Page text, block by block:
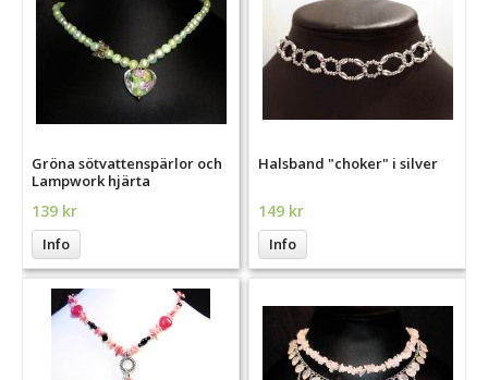
Gröna sötvattenspärlor och
Lampwork hjärta
139 kr
Info
Halsband "choker" i silver
149 kr
Info